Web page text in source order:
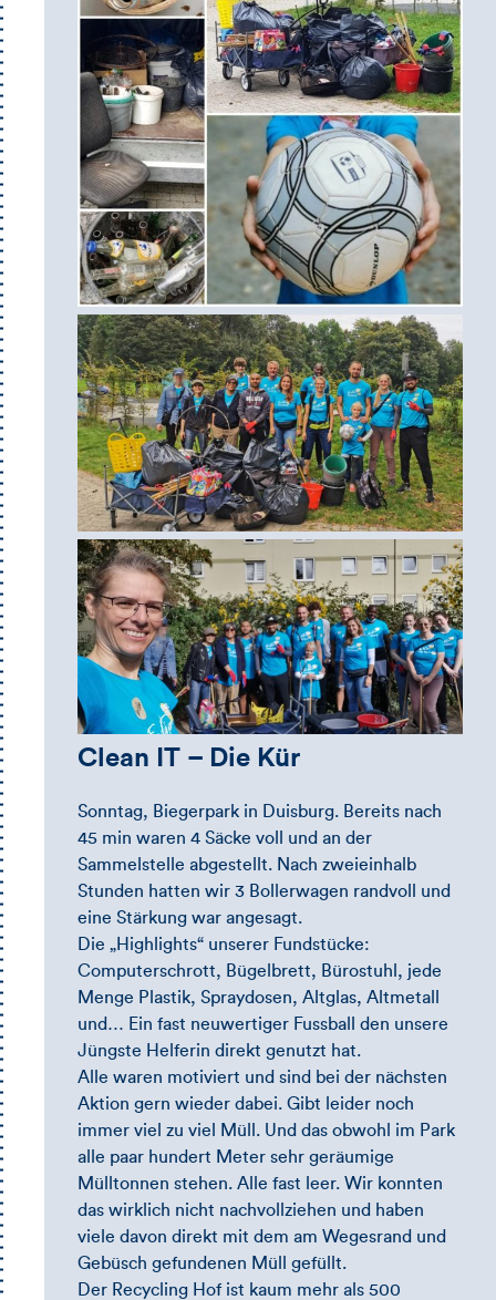
Clean IT – Die Kür
Sonntag, Biegerpark in Duisburg. Bereits nach
45 min waren 4 Säcke voll und an der
Sammelstelle abgestellt. Nach zweieinhalb
Stunden hatten wir 3 Bollerwagen randvoll und
eine Stärkung war angesagt.
Die „Highlights“ unserer Fundstücke:
Computerschrott, Bügelbrett, Bürostuhl, jede
Menge Plastik, Spraydosen, Altglas, Altmetall
und… Ein fast neuwertiger Fussball den unsere
Jüngste Helferin direkt genutzt hat.
Alle waren motiviert und sind bei der nächsten
Aktion gern wieder dabei. Gibt leider noch
immer viel zu viel Müll. Und das obwohl im Park
alle paar hundert Meter sehr geräumige
Mülltonnen stehen. Alle fast leer. Wir konnten
das wirklich nicht nachvollziehen und haben
viele davon direkt mit dem am Wegesrand und
Gebüsch gefundenen Müll gefüllt.
Der Recycling Hof ist kaum mehr als 500